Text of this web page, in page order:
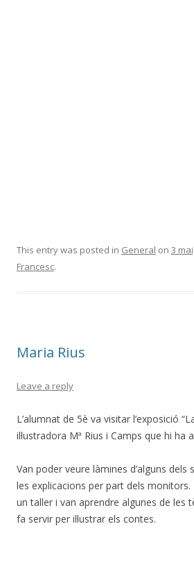
This entry was posted in General on 3
Francesc.
Maria Rius
Leave a reply
L’alumnat de 5è va visitar l’exposició
il·lustradora Mª Rius i Camps que hi ha
Van poder veure làmines d’alguns dels
les explicacions per part dels
un taller i van aprendre algunes de les
fa servir per il·lustrar els contes.